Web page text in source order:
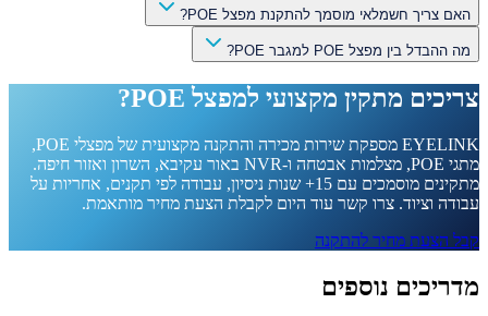
האם צריך חשמלאי מוסמך להתקנת מפצל POE?
מה ההבדל בין מפצל POE למגבר POE?
צריכים מתקין מקצועי למפצל POE?
EYELINK מספקת שירות מכירה והתקנה מקצועית של מפצלי POE,
מתגי POE, מצלמות אבטחה ו-NVR באור עקיבא, השרון ואזור חיפה.
מתקינים מוסמכים עם 15+ שנות ניסיון, עבודה לפי תקנים, אחריות על
עבודה וציוד. צרו קשר עוד היום לקבלת הצעת מחיר מותאמת.
קבל הצעת מחיר להתקנה
מדריכים נוספים